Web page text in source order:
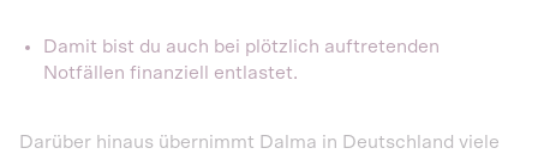
Damit bist du auch bei plötzlich auftretenden
Notfällen finanziell entlastet.
Darüber hinaus übernimmt Dalma in Deutschland viele